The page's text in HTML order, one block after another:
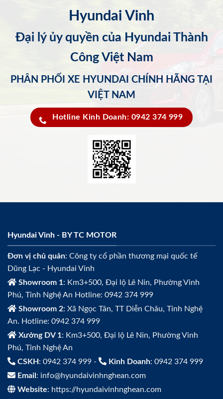
Hyundai Vinh
Đại lý ủy quyền của Hyundai Thành
Công Việt Nam
PHÂN PHỐI XE HYUNDAI CHÍNH HÃNG TẠI
VIỆT NAM
Hotline Kinh Doanh: 0942 374 999
Hyundai Vinh - BY TC MOTOR
Đơn vị chủ quản: Công ty cổ phần thương mại quốc tế
Dũng Lạc - Hyundai Vinh
Showroom 1: Km3+500, Đại lộ Lê Nin, Phường Vinh
Phú, Tỉnh Nghệ An Hotline: 0942 374 999
Showroom 2: Xã Ngọc Tân, TT Diễn Châu, Tỉnh Nghệ
An. Hotline: 0942 374 999
Xưởng DV 1: Km3+500, Đại lộ Lê Nin, Phường Vinh
Phú, Tỉnh Nghệ An
CSKH : 0942 374 999 - Kinh Doanh: 0942 374 999
Email : info@hyundaivinhnghean.com
Website: https://hyundaivinhnghean.com